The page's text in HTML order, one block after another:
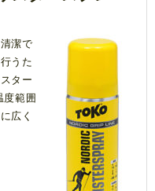
潔で
うた
ター
度範囲
広く